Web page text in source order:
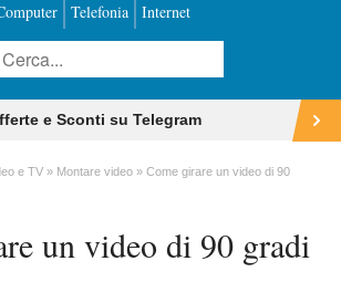
Telefonia Internet
e Sconti su Telegram
e TV Montare video
Come girare un video di 90
un video di 90 gradi